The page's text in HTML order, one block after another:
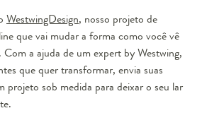
WestwingDesign, nosso projeto de
que vai mudar a forma como você vê
Com a ajuda de um expert by Westwing,
que quer transformar, envia suas
projeto sob medida para deixar o seu lar